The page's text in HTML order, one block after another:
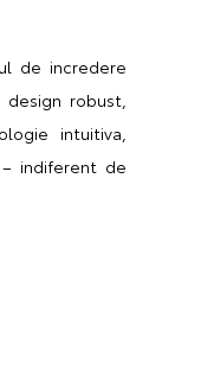
de incredere
design robust,
intuitiva,
indiferent de